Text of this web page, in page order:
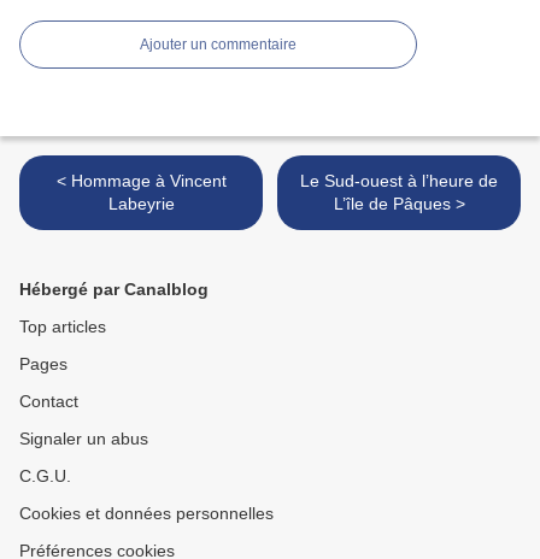
Ajouter un commentaire
< Hommage à Vincent
Labeyrie
Le Sud-ouest à l’heure de
L’île de Pâques >
Hébergé par Canalblog
Top articles
Pages
Contact
Signaler un abus
C.G.U.
Cookies et données personnelles
Préférences cookies